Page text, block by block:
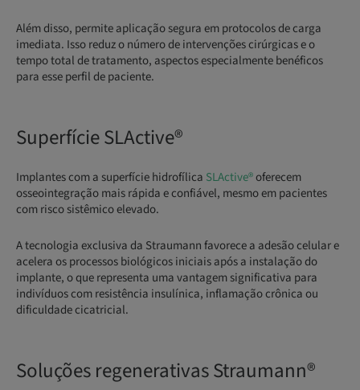
Além disso, permite aplicação segura em protocolos de carga
imediata. Isso reduz o número de intervenções cirúrgicas e o
tempo total de tratamento, aspectos especialmente benéficos
para esse perfil de paciente.
Superfície SLActive®
Implantes com a superfície hidrofílica SLActive®oferecem
osseointegração mais rápida e confiável, mesmo em pacientes
com risco sistêmico elevado.
A tecnologia exclusiva da Straumann favorece a adesão celular e
acelera os processos biológicos iniciais após a instalação do
implante, o que representa uma vantagem significativa para
indivíduos com resistência insulínica, inflamação crônica ou
dificuldade cicatricial.
Soluções regenerativas Straumann®